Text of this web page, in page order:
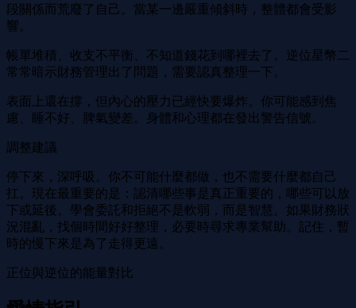
段關係而荒廢了自己。當某一邊嚴重傾斜時，整體都會受影
響。
帳單堆積、收支不平衡、不知道錢花到哪裡去了。逆位星幣二
常常暗示財務管理出了問題，需要認真整理一下。
表面上還在撐，但內心的壓力已經快要爆炸。你可能感到焦
慮、睡不好、脾氣變差。身體和心理都在發出警告信號。
調整建議
停下來，深呼吸。你不可能什麼都做，也不需要什麼都自己
扛。現在最重要的是：認清哪些事是真正重要的，哪些可以放
下或延後。學會委託和拒絕不是軟弱，而是智慧。如果財務狀
況混亂，找個時間好好整理，必要時尋求專業幫助。記住，暫
時的慢下來是為了走得更遠。
正位與逆位的能量對比